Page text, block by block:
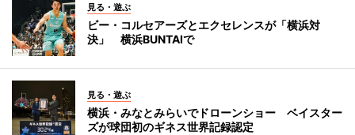
見る・遊ぶ
ビー・コルセアーズとエクセレンスが「横浜対
決」 横浜BUNTAIで
見る・遊ぶ
横浜・みなとみらいでドローンショー ベイスター
ズが球団初のギネス世界記録認定